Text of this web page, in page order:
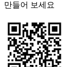
만들어 보세요